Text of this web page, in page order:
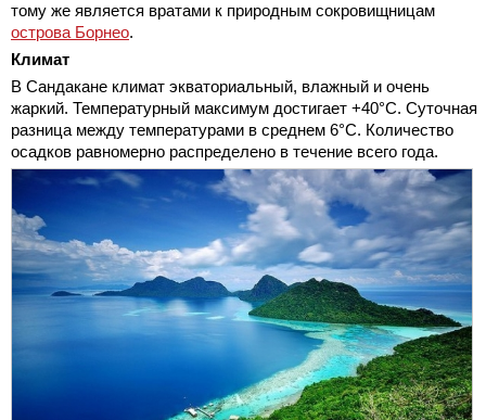
тому же является вратами к природным сокровищницам
острова Борнео.
Климат
В Сандакане климат экваториальный, влажный и очень
жаркий. Температурный максимум достигает +40°C. Суточная
разница между температурами в среднем 6°C. Количество
осадков равномерно распределено в течение всего года.